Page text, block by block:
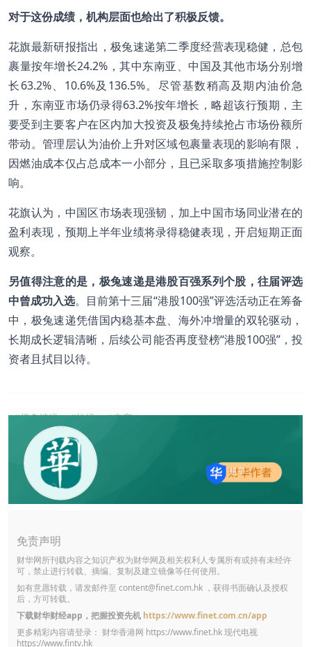
对于这份成绩，机构层面也给出了积极反馈。
花旗最新研报指出，极兔速递第二季度经营表现稳健，总包
裹量按年增长24.2%，其中东南亚、中国及其他市场分别增
长63.2%、10.6%及136.5%。尽管基数稍高及期内油价急
升，东南亚市场仍录得63.2%按年增长，略超该行预期，主
要受到主要客户在区内加大投资及极兔持续抢占市场份额所
带动。管理层认为油价上升对区域包裹量表现的影响有限，
因燃油成本仅占总成本一小部分，且已采取多项措施控制影
响。
花旗认为，中国区市场表现强韧，加上中国市场同业潜在的
盈利表现，预期上半年业绩将录得稳健表现，开启短期正面
观察。
另值得注意的是，极兔速递是港股百强系列个股，往届评选
中曾成功入选。目前第十三届“港股100强”评选活动正在筹备
中，极兔速递凭借国内稳基本盘、海外冲增量的双轮驱动，
长期成长逻辑清晰，后续公司能否再度登榜“港股100强”，投
资者且拭目以待。
#极兔速递 #快递 #电商
瓶子
免责声明
财华网所刊载内容之知识产权为财华网及相关权利人专属所有或持有未经许
可，禁止进行转载、摘编、复制及建立镜像等任何使用。
如有意愿转载，请发邮件至 content@finet.com.hk ，获得书面确认及授权
后，方可转载。
下载财华财经app，把握投资先机 https://www.finet.com.cn/app
更多精彩内容请登录： 财华香港网 https://www.finet.hk现代电视
https://www.fintv.hk